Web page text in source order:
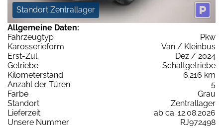
Standort Zentrallager
Allgemeine Daten:
Fahrzeugtyp
Pkw
Karosserieform
Van / Kleinbus
Erst-Zul.
Dez / 2024
Getriebe
Schaltgetriebe
Kilometerstand
6.216 km
Anzahl der Türen
5
Farbe
Grau
Standort
Zentrallager
Lieferzeit
ab ca. 12.08.2026
Unsere Nummer
RJ972498